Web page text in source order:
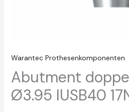
Warantec Prothesenkomponenten
Abutment
Ø3.95 IUSB40